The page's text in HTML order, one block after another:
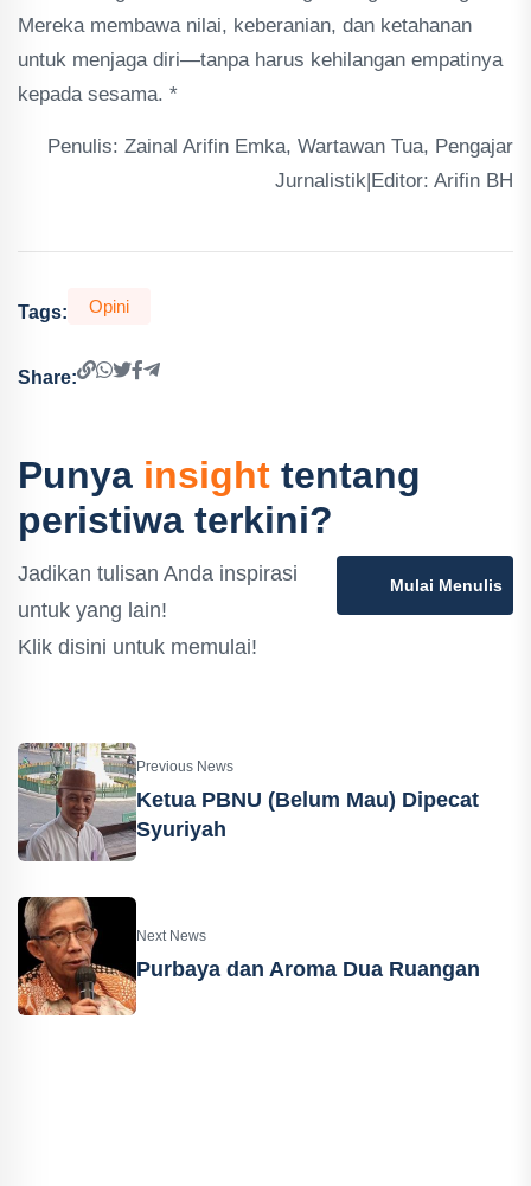
Mereka membawa nilai, keberanian, dan ketahanan
untuk menjaga diri—tanpa harus kehilangan empatinya
kepada sesama. *
Penulis: Zainal Arifin Emka, Wartawan Tua, Pengajar
Jurnalistik|Editor: Arifin BH
Tags: Opini
Share:
Punya insight tentang
peristiwa terkini?
Jadikan tulisan Anda inspirasi
untuk yang lain!
Klik disini untuk memulai!
Mulai Menulis
Previous News
Ketua PBNU (Belum Mau) Dipecat
Syuriyah
Next News
Purbaya dan Aroma Dua Ruangan